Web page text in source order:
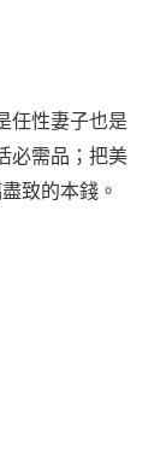
任性妻子也是
必需品；把美
致的本錢。